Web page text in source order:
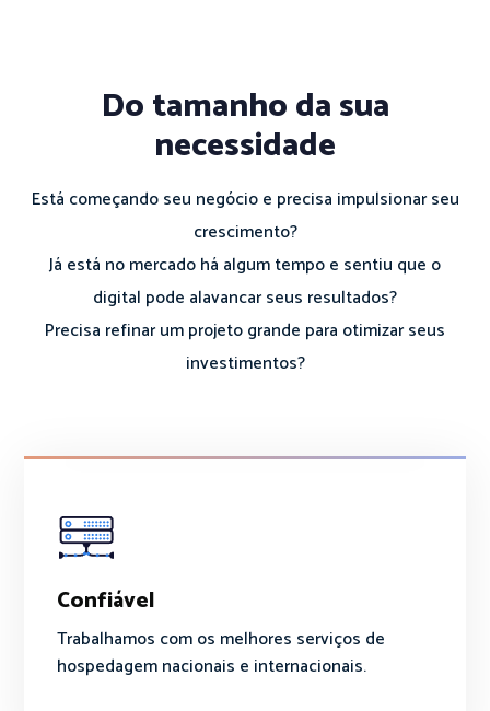
Do tamanho da sua
necessidade
Está começando seu negócio e precisa impulsionar seu
crescimento?
Já está no mercado há algum tempo e sentiu que o
digital pode alavancar seus resultados?
Precisa refinar um projeto grande para otimizar seus
investimentos?
Confiável
Trabalhamos com os melhores serviços de
hospedagem nacionais e internacionais.